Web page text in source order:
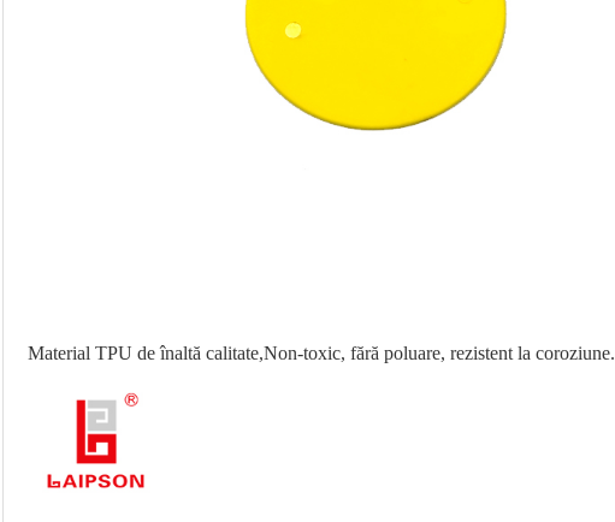
Material TPU de înaltă calitate,Non-toxic, fără poluare, rezistent la coroziune.